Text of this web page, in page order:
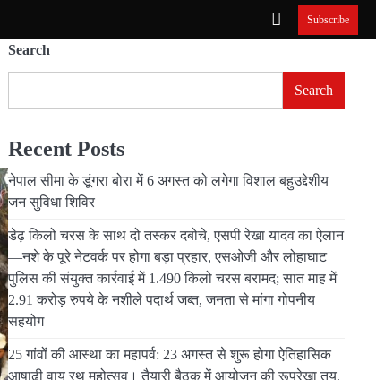
Subscribe
Search
Search
Recent Posts
नेपाल सीमा के डूंगरा बोरा में 6 अगस्त को लगेगा विशाल बहुउद्देशीय
जन सुविधा शिविर
डेढ़ किलो चरस के साथ दो तस्कर दबोचे, एसपी रेखा यादव का ऐलान
—नशे के पूरे नेटवर्क पर होगा बड़ा प्रहार, एसओजी और लोहाघाट
पुलिस की संयुक्त कार्रवाई में 1.490 किलो चरस बरामद; सात माह में
2.91 करोड़ रुपये के नशीले पदार्थ जब्त, जनता से मांगा गोपनीय
सहयोग
25 गांवों की आस्था का महापर्व: 23 अगस्त से शुरू होगा ऐतिहासिक
आषाढ़ी वायु रथ महोत्सव। तैयारी बैठक में आयोजन की रूपरेखा तय,